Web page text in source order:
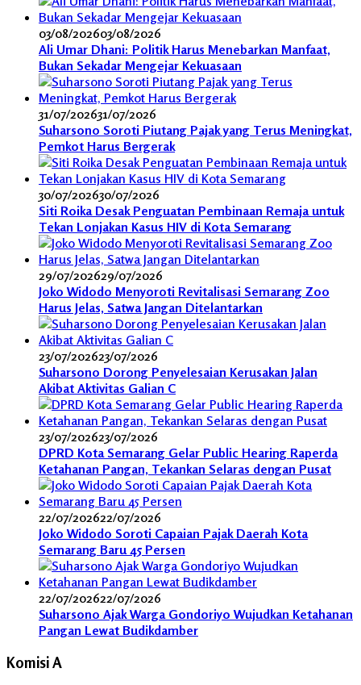
03/08/202603/08/2026
Ali Umar Dhani: Politik Harus Menebarkan Manfaat,
Bukan Sekadar Mengejar Kekuasaan
31/07/202631/07/2026
Suharsono Soroti Piutang Pajak yang Terus Meningkat,
Pemkot Harus Bergerak
30/07/202630/07/2026
Siti Roika Desak Penguatan Pembinaan Remaja untuk
Tekan Lonjakan Kasus HIV di Kota Semarang
29/07/202629/07/2026
Joko Widodo Menyoroti Revitalisasi Semarang Zoo
Harus Jelas, Satwa Jangan Ditelantarkan
23/07/202623/07/2026
Suharsono Dorong Penyelesaian Kerusakan Jalan
Akibat Aktivitas Galian C
23/07/202623/07/2026
DPRD Kota Semarang Gelar Public Hearing Raperda
Ketahanan Pangan, Tekankan Selaras dengan Pusat
22/07/202622/07/2026
Joko Widodo Soroti Capaian Pajak Daerah Kota
Semarang Baru 45 Persen
22/07/202622/07/2026
Suharsono Ajak Warga Gondoriyo Wujudkan Ketahanan
Pangan Lewat Budikdamber
Komisi A